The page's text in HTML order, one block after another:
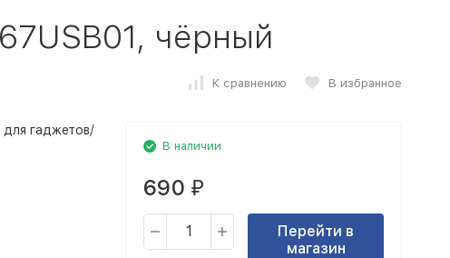
чёрный
К сравнению В избранное
гаджетов/
В наличии
690 ₽
Перейти в
магазин